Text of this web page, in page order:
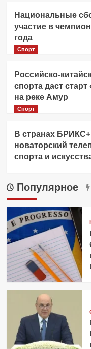
Национальные
участие в
года
Спорт
Российско-
спорта даст
на реке Амур
Спорт
В странах
новаторский
спорта и
Популярное